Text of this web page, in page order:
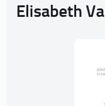
Elisabeth